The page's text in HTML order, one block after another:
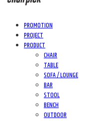
PROMOTION
PROJECT
PRODUCT
CHAIR
TABLE
SOFA / LOUNGE
BAR
STOOL
BENCH
OUTDOOR